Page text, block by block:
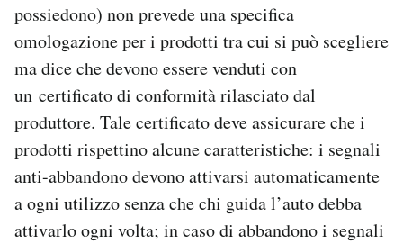
possiedono) non prevede una specifica
omologazione per i prodotti tra cui si può scegliere
ma dice che devono essere venduti con
un certificato di conformità rilasciato dal
produttore. Tale certificato deve assicurare che i
prodotti rispettino alcune caratteristiche: i segnali
anti-abbandono devono attivarsi automaticamente
a ogni utilizzo senza che chi guida l’auto debba
attivarlo ogni volta; in caso di abbandono i segnali